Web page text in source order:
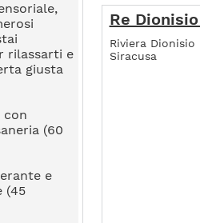
rilassarti e
giusta
con
(60
e
(45
Re
Riviera Dionisio
Siracusa